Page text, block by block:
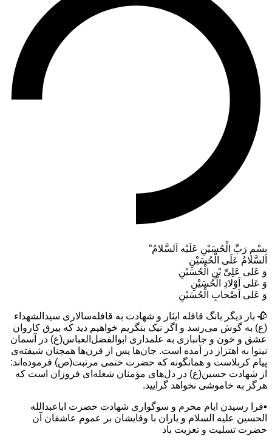
بسْمِ رَبِّ الْحُسَیْنِ عَلَیْه اَلسَّلامُ”
اَلسَّلامُ عَلَى الْحُسَیْنِ
وَ عَلى عَلِىِّ بْنِ الْحُسَیْنِ
وَ عَلى اَوْلادِ الْحُسَیْنِ
وَ عَلى اَصْحابِ الْحُسَیْنِ
🥀 بار دیگر بانگ قافله ایثار و شهادت به قافله‌سالاری سیدالشهداء
(ع) به گوش می‌رسد و اگر نیک بنگریم خواهیم دید که بیرق کاروان
عشق و خون و جانبازی به علمداری ابوالفضل‌العباس(ع) در آسمان
نینوا به اهتزاز در آمده است. جان‌ها پس از قرن‌ها همچنان شیفته‌ی
پیام کربلاست و همانگونه که حضرت ختمی‌ مرتبت(ص) فرموده‌اند:
از شهادت حسین(ع) در دل‌های مؤمنان شعله‌ای فروزان است که
هرگز به خاموشی نخواهد گرایید.
▪️فرا رسيدن ايام محرم و سوگوارى شهادت حضرت اباعبدالله
الحسین علیه السلام و یاران با وفایشان بر عموم عاشقان آن
حضرت تسليت و تعزیت باد